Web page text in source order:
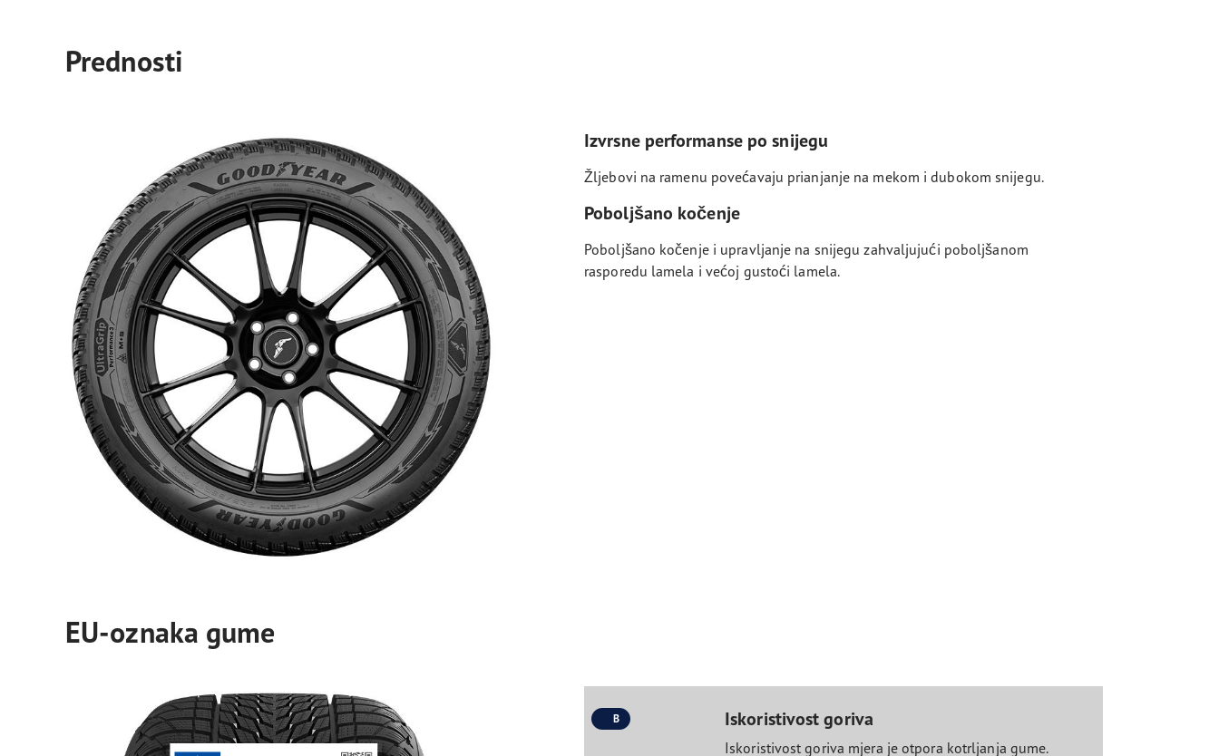
Prednosti
Izvrsne performanse po snijegu
Žljebovi na ramenu povećavaju prianjanje na mekom i dubokom snijegu.
Poboljšano kočenje
Poboljšano kočenje i upravljanje na snijegu zahvaljujući poboljšanom
rasporedu lamela i većoj gustoći lamela.
EU-oznaka gume
B Iskoristivost goriva
Iskoristivost goriva mjera je otpora kotrljanja gume.